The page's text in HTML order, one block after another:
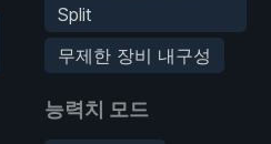
Split
무제한 장비 내구성
능력치 모드